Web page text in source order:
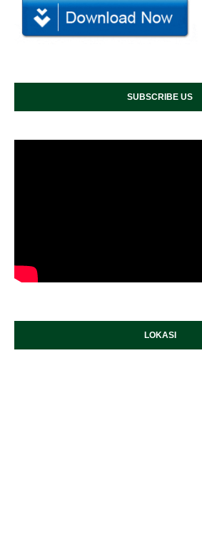
SUBSCRIBE US
LOKASI